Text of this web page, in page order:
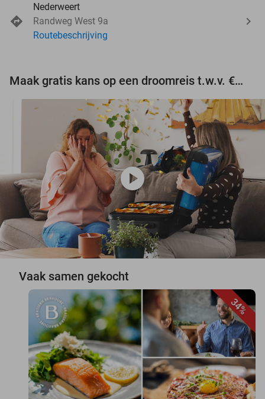
Nederweert
Randweg West 9a
Routebeschrijving
Maak gratis kans op een droomreis t.w.v. €3.000!
play_circle
Vaak samen gekocht
34%